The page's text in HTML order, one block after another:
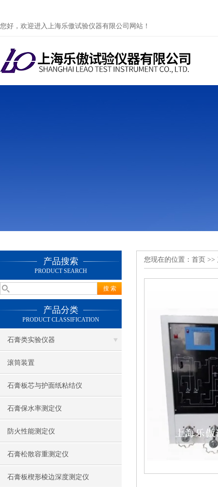
您好，欢迎进入上海乐傲试验仪器有限公司网站！
产品搜索
PRODUCT SEARCH
产品分类
PRODUCT CLASSIFICATION
石膏类实验仪器
滚筒装置
石膏板芯与护面纸粘结仪
石膏保水率测定仪
防火性能测定仪
石膏松散容重测定仪
石膏板楔形棱边深度测定仪
您现在的位置： 首页 >>